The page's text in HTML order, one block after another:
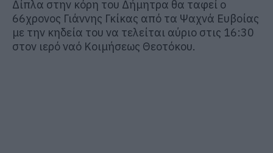
Δίπλα στην κόρη του Δήμητρα θα ταφεί ο
66χρονος Γιάννης Γκίκας από τα Ψαχνά Eυβοίας
με την κηδεία του να τελείται αύριο στις 16:30
στον ιερό ναό Κοιμήσεως Θεοτόκου.